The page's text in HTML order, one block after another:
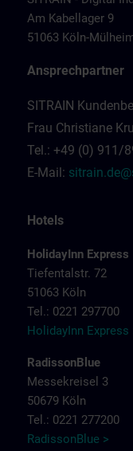
Am Kabellager 9
51063 Köln-
Ansprechpartner
SITRAIN
Frau Christiane
Tel.: +49 (0) 911/
E-Mail:
Hotels
HolidayInn Express
Tiefentalstr. 72
51063 Köln
Tel.: 0221 297700
HolidayInn Express
RadissonBlue
Messekreisel 3
50679 Köln
Tel.: 0221 277200
RadissonBlue >